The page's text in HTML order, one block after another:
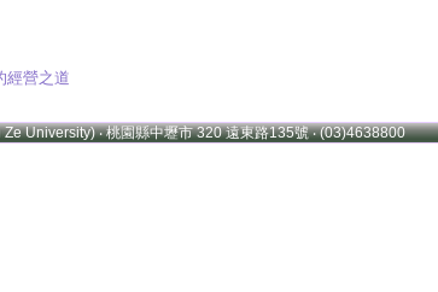
經營之道
University) ‧ 桃園縣中壢市 320 遠東路135號 ‧ (03)4638800